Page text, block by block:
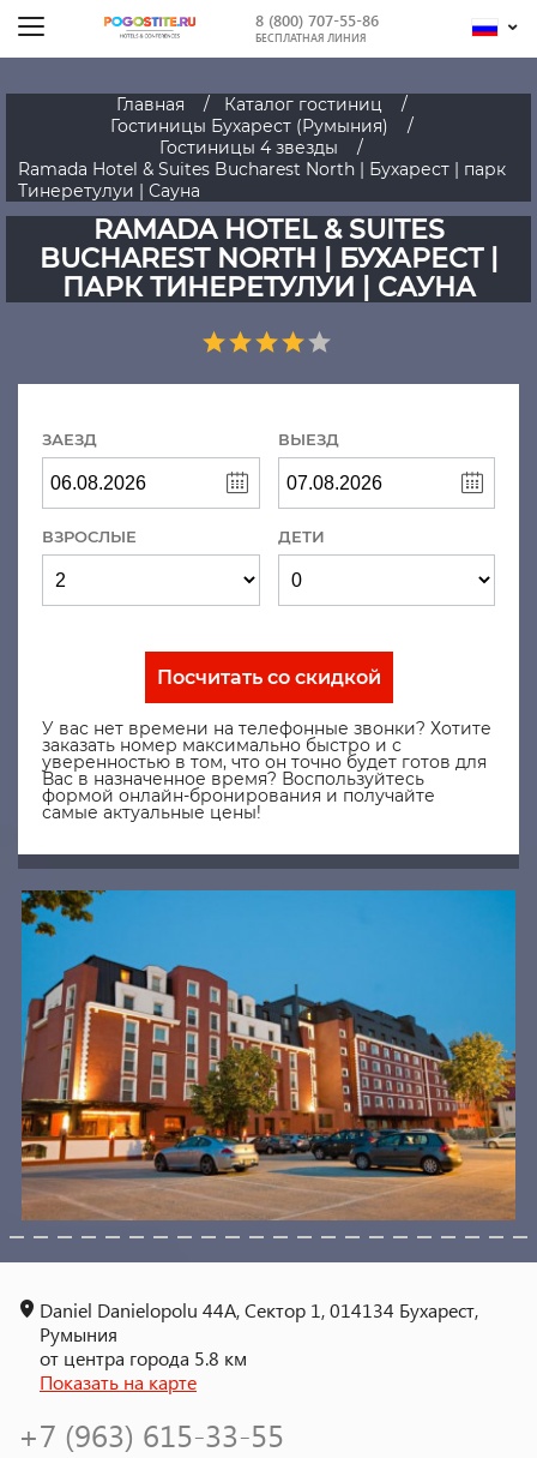
8 (800) 707-55-86
БЕСПЛАТНАЯ ЛИНИЯ
Главная
Каталог гостиниц
Гостиницы Бухарест (Румыния)
Гостиницы 4 звезды
Ramada Hotel & Suites Bucharest North | Бухарест | парк
Тинеретулуи | Сауна
RAMADA HOTEL & SUITES
BUCHAREST NORTH | БУХАРЕСТ |
ПАРК ТИНЕРЕТУЛУИ | САУНА
ЗАЕЗД ВЫЕЗД
ВЗРОСЛЫЕ ДЕТИ
Посчитать со скидкой
У вас нет времени на телефонные звонки? Хотите
заказать номер максимально быстро и с
уверенностью в том, что он точно будет готов для
Вас в назначенное время? Воспользуйтесь
формой онлайн-бронирования и получайте
самые актуальные цены!
Daniel Danielopolu 44A, Сектор 1, 014134 Бухарест,
Румыния
от центра города 5.8 км
Показать на карте
+7 (963) 615-33-55